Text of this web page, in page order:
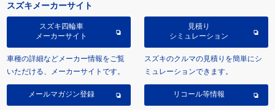
スズキメーカーサイト
スズキ四輪車
メーカーサイト
車種の詳細などメーカー情報をご覧
いただける、メーカーサイトです。
見積り
シミュレーション
スズキのクルマの見積りを簡単にシ
ミュレーションできます。
メールマガジン登録 リコール等情報